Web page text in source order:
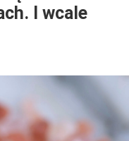
I wcale